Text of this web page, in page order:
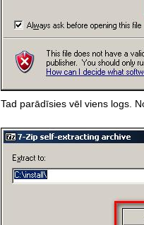
Tad parādīsies vēl viens logs.